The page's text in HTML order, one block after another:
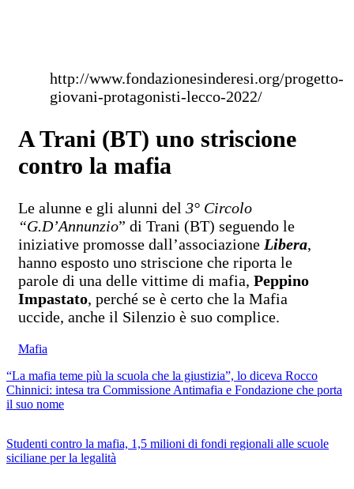
http://www.fondazionesinderesi.org/progetto-
giovani-protagonisti-lecco-2022/
A Trani (BT) uno striscione
contro la mafia
Le alunne e gli alunni del 3° Circolo
“G.D’Annunzio” di Trani (BT) seguendo le
iniziative promosse dall’associazione Libera,
hanno esposto uno striscione che riporta le
parole di una delle vittime di mafia, Peppino
Impastato, perché se è certo che la Mafia
uccide, anche il Silenzio è suo complice.
Mafia
“La mafia teme più la scuola che la giustizia”, lo diceva Rocco
Chinnici: intesa tra Commissione Antimafia e Fondazione che porta
il suo nome
Studenti contro la mafia, 1,5 milioni di fondi regionali alle scuole
siciliane per la legalità